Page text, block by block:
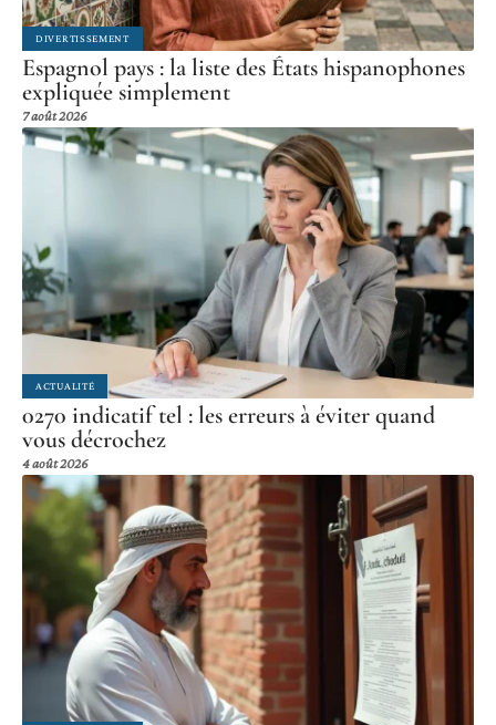
DIVERTISSEMENT
Espagnol pays : la liste des États hispanophones
expliquée simplement
7 août 2026
ACTUALITÉ
0270 indicatif tel : les erreurs à éviter quand
vous décrochez
4 août 2026